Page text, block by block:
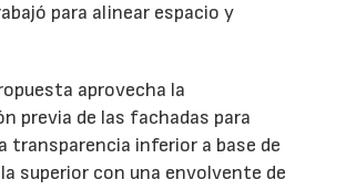
para alinear espacio y
aprovecha la
previa de las fachadas para
transparencia inferior a base de
superior con una envolvente de